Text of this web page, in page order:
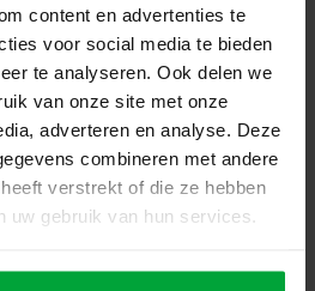
content en advertenties te
voor social media te bieden
te analyseren. Ook delen we
van onze site met onze
adverteren en analyse. Deze
combineren met andere
verstrekt of die ze hebben
uw gebruik van hun services.
na ścisłej
ACS i Nolte Mezzanine ściśle
planowanie i realizacja były
co pozwoliło na szybki i
Dzięki krótkim liniom
ewentualne zmiany
natychmiast, co dało efekt
oczekiwaniom